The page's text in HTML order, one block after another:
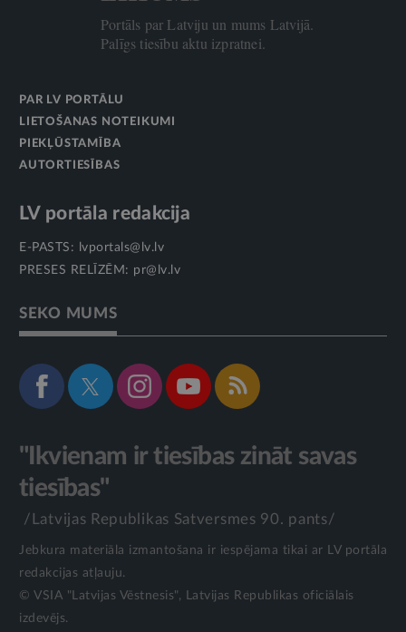
Portāls par Latviju un mums Latvijā.
Palīgs tiesību aktu izpratnei.
PAR LV PORTĀLU
LIETOŠANAS NOTEIKUMI
PIEKĻŪSTAMĪBA
AUTORTIESĪBAS
LV portāla redakcija
E-PASTS:
lvportals@lv.lv
PRESES RELĪZĒM: pr@lv.lv
SEKO MUMS
"Ikvienam ir tiesības zināt savas
tiesības"
/Latvijas Republikas Satversmes 90. pants/
Jebkura materiāla izmantošana ir iespējama tikai ar LV portāla
redakcijas atļauju.
© VSIA "Latvijas Vēstnesis", Latvijas Republikas oficiālais
izdevējs.